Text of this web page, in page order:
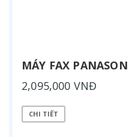
MÁY FAX
2,095,000 VNĐ
CHI TIẾT